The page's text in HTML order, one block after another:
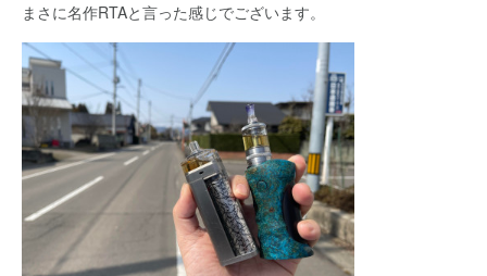
まさに名作RTAと言った感じでございます。